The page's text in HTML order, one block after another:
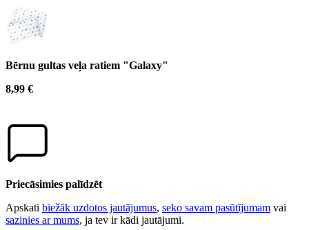
Bērnu gultas veļa ratiem "Galaxy"
8,99 €
Priecāsimies palīdzēt
Apskati biežāk uzdotos jautājumus, seko savam pasūtījumam vai
sazinies ar mums, ja tev ir kādi jautājumi.